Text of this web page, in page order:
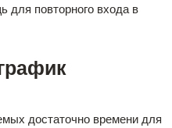
для повторного входа в
достаточно времени для